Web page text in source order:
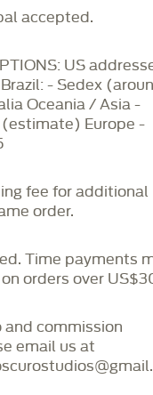
accepted.
US
- Sedex
Oceania / Asia -
(estimate) Europe -
fee for additional
order.
Time payments
orders over
and commission
email us at